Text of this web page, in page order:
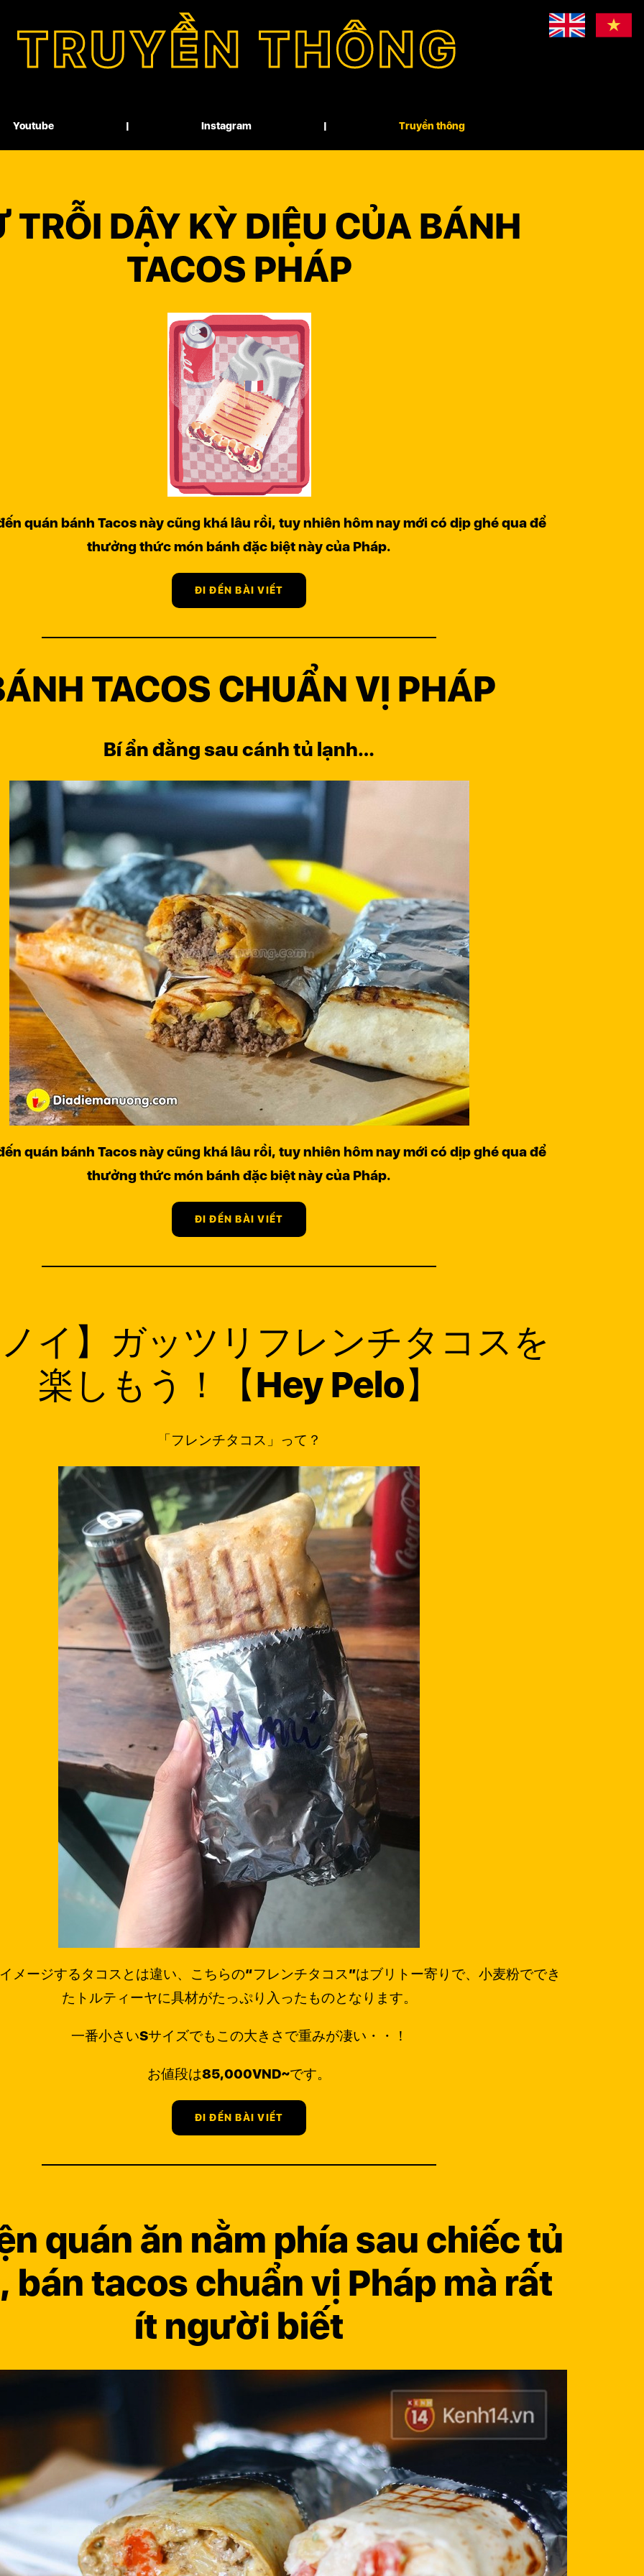
TRUYỀN THÔNG
Youtube Instagram Truyền thông
TRỖI DẬY KỲ DIỆU CỦA BÁNH
TACOS PHÁP
quán bánh Tacos này cũng khá lâu rồi, tuy nhiên hôm nay mới có dịp ghé qua để
thưởng thức món bánh đặc biệt này của Pháp.
ĐI ĐẾN BÀI VIẾT
TACOS CHUẨN VỊ PHÁP
Bí ẩn đằng sau cánh tủ lạnh…
quán bánh Tacos này cũng khá lâu rồi, tuy nhiên hôm nay mới có dịp ghé qua để
thưởng thức món bánh đặc biệt này của Pháp.
ĐI ĐẾN BÀI VIẾT
イ】ガッツリフレンチタコスを
楽しもう！【Hey Pelo】
「フレンチタコス」って？
メージするタコスとは違い、こちらの“フレンチタコス”はブリトー寄りで、小麦粉ででき
たトルティーヤに具材がたっぷり入ったものとなります。
一番小さいSサイズでもこの大きさで重みが凄い・・！
お値段は85,000VND~です。
ĐI ĐẾN BÀI VIẾT
quán ăn nằm phía sau chiếc tủ
bán tacos chuẩn vị Pháp mà rất
ít người biết